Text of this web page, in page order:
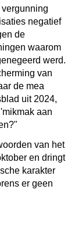
negatief
de
waarom
werd.
van
de mea
uit 2024,
aan
van het
en dringt
karakter
er geen